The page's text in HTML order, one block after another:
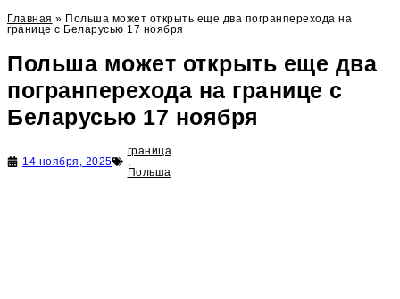
Главная » Польша может открыть еще два погранперехода на
границе с Беларусью 17 ноября
Польша может открыть еще два
погранперехода на границе с
Беларусью 17 ноября
14 ноября, 2025
граница
Польша